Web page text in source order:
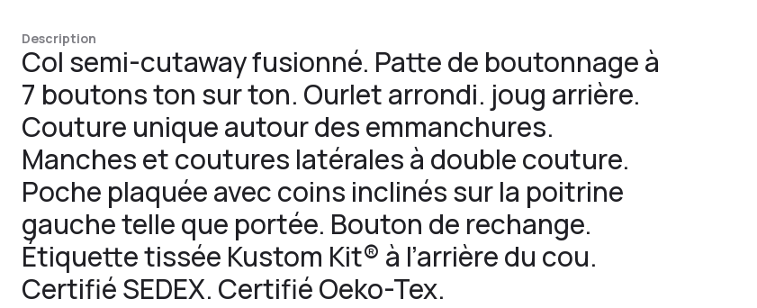
Description
Col semi-cutaway fusionné. Patte de boutonnage à
7 boutons ton sur ton. Ourlet arrondi. joug arrière.
Couture unique autour des emmanchures.
Manches et coutures latérales à double couture.
Poche plaquée avec coins inclinés sur la poitrine
gauche telle que portée. Bouton de rechange.
Étiquette tissée Kustom Kit® à l’arrière du cou.
Certifié SEDEX. Certifié Oeko-Tex.